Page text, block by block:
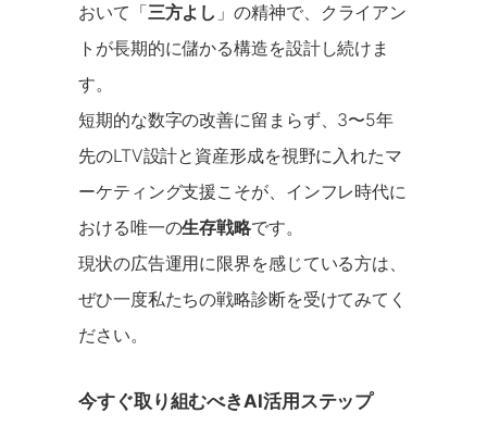
おいて「三方よし 」の精神で、クライアン
トが長期的に儲かる構造を設計し続けま
す。
短期的な数字の改善に留まらず、3〜5年
先のLTV設計と資産形成を視野に入れたマ
ーケティング支援こそが、インフレ時代に
おける唯一の生存戦略です。
現状の広告運用に限界を感じている方は、
ぜひ一度私たちの戦略診断を受けてみてく
ださい。
今すぐ取り組むべきAI活用ステップ